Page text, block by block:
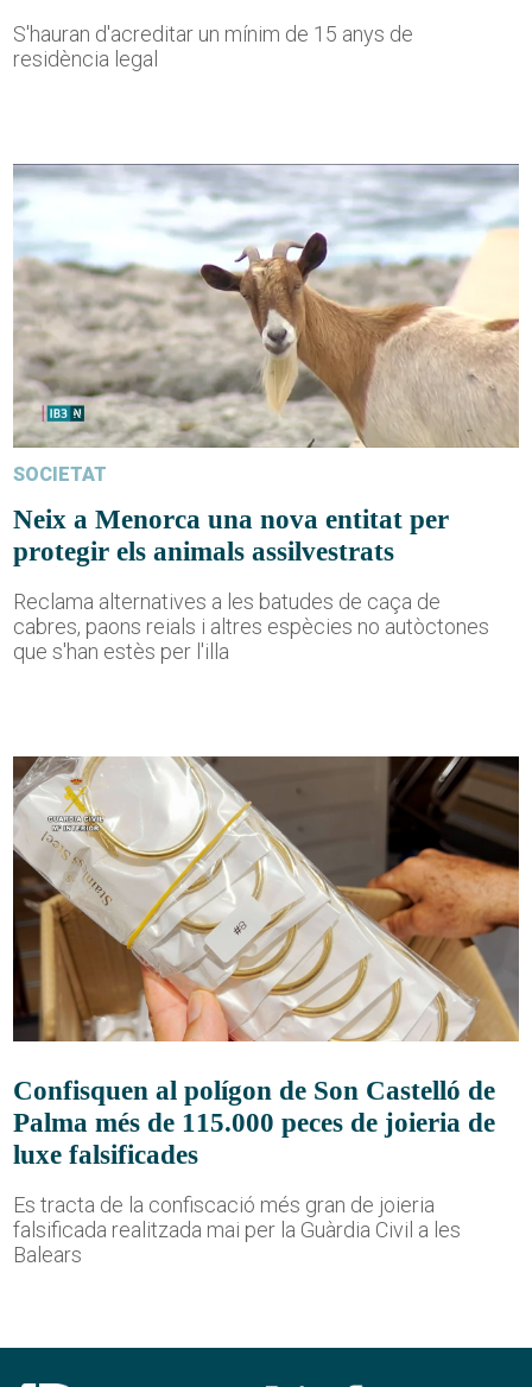
S'hauran d'acreditar un mínim de 15 anys de
residència legal
SOCIETAT
Neix a Menorca una nova entitat per
protegir els animals assilvestrats
Reclama alternatives a les batudes de caça de
cabres, paons reials i altres espècies no autòctones
que s'han estès per l'illa
Confisquen al polígon de Son Castelló de
Palma més de 115.000 peces de joieria de
luxe falsificades
Es tracta de la confiscació més gran de joieria
falsificada realitzada mai per la Guàrdia Civil a les
Balears